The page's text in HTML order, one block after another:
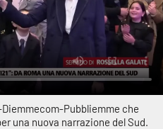
Pubbliemme che
una nuova narrazione del Sud.